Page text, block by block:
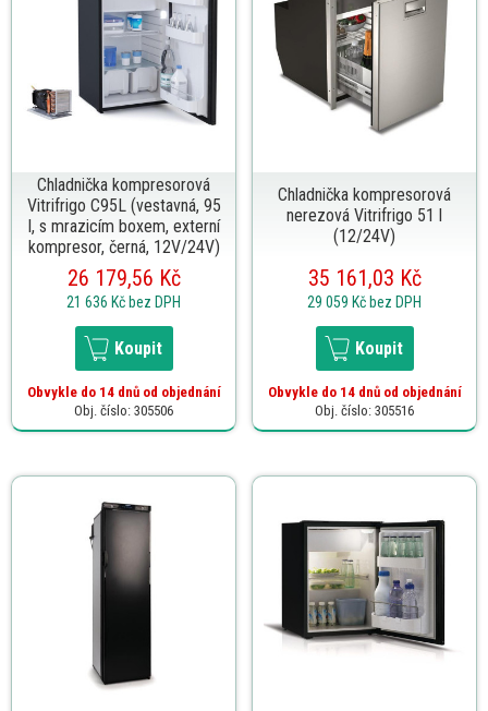
Chladnička kompresorová
Vitrifrigo C95L (vestavná, 95
l, s mrazicím boxem, externí
kompresor, černá, 12V/24V)
26 179,56 Kč
21 636 Kč bez DPH
Koupit
Obvykle do 14 dnů od objednání
Obj. číslo: 305506
Chladnička kompresorová
nerezová Vitrifrigo 51 l
(12/24V)
35 161,03 Kč
29 059 Kč bez DPH
Koupit
Obvykle do 14 dnů od objednání
Obj. číslo: 305516